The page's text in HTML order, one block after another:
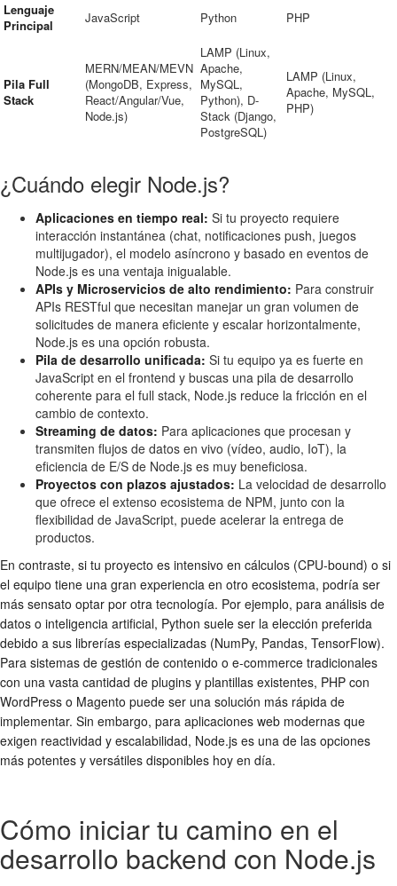
Lenguaje
Principal
JavaScript Python PHP
Pila Full
Stack
MERN/MEAN/MEVN
(MongoDB, Express,
React/Angular/Vue,
Node.js)
LAMP (Linux,
Apache,
MySQL,
Python), D-
Stack (Django,
PostgreSQL)
LAMP (Linux,
Apache, MySQL,
PHP)
¿Cuándo elegir Node.js?
Aplicaciones en tiempo real: Si tu proyecto requiere
interacción instantánea (chat, notificaciones push, juegos
multijugador), el modelo asíncrono y basado en eventos de
Node.js es una ventaja inigualable.
APIs y Microservicios de alto rendimiento: Para construir
APIs RESTful que necesitan manejar un gran volumen de
solicitudes de manera eficiente y escalar horizontalmente,
Node.js es una opción robusta.
Pila de desarrollo unificada: Si tu equipo ya es fuerte en
JavaScript en el frontend y buscas una pila de desarrollo
coherente para el full stack, Node.js reduce la fricción en el
cambio de contexto.
Streaming de datos: Para aplicaciones que procesan y
transmiten flujos de datos en vivo (vídeo, audio, IoT), la
eficiencia de E/S de Node.js es muy beneficiosa.
Proyectos con plazos ajustados: La velocidad de desarrollo
que ofrece el extenso ecosistema de NPM, junto con la
flexibilidad de JavaScript, puede acelerar la entrega de
productos.
En contraste, si tu proyecto es intensivo en cálculos (CPU-bound) o si
el equipo tiene una gran experiencia en otro ecosistema, podría ser
más sensato optar por otra tecnología. Por ejemplo, para análisis de
datos o inteligencia artificial, Python suele ser la elección preferida
debido a sus librerías especializadas (NumPy, Pandas, TensorFlow).
Para sistemas de gestión de contenido o e-commerce tradicionales
con una vasta cantidad de plugins y plantillas existentes, PHP con
WordPress o Magento puede ser una solución más rápida de
implementar. Sin embargo, para aplicaciones web modernas que
exigen reactividad y escalabilidad, Node.js es una de las opciones
más potentes y versátiles disponibles hoy en día.
Cómo iniciar tu camino en el
desarrollo backend con Node.js